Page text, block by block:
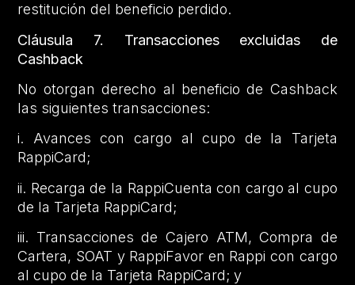
restitución del beneficio perdido.
Cláusula 7. Transacciones excluidas de
Cashback
No otorgan derecho al beneficio de Cashback
las siguientes transacciones:
i. Avances con cargo al cupo de la Tarjeta
RappiCard;
ii. Recarga de la RappiCuenta con cargo al cupo
de la Tarjeta RappiCard;
iii. Transacciones de Cajero ATM, Compra de
Cartera, SOAT y RappiFavor en Rappi con cargo
al cupo de la Tarjeta RappiCard; y